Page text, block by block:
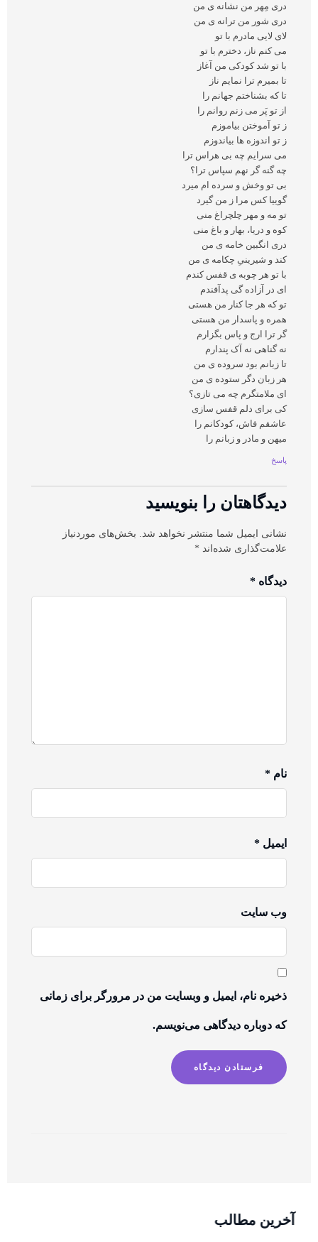
دری مِهر من نشانه ی من
دری شور من ترانه ی من
لای لایی مادرم با تو
می کنم ناز، دخترم با تو
با تو شد کودکی من آغاز
تا بمیرم ترا نمایم ناز
تا که بشناختم جهانم را
از تو پَر می زنم روانم را
ز تو آموختن بیاموزم
ز تو اندوزه ها بیاندوزم
می سرایم چه بی هراس ترا
چه گنه گر نهم سپاس ترا؟
بی تو وخش و سرده ام میرد
گوییا کس مرا ز من گیرد
تو مه و مهر چلچراغ منی
کوه و دریا، بهار و باغ منی
دری انگبین خامه ی من
کند و شیرینیِ چکامه ی من
با تو هر چوبه ی قفس کندم
ای در آزاده گی پدآفندم
تو که هر جا کنار من هستی
همره و پاسدار من هستی
گر ترا ارج و پاس بگزارم
نه گناهی نه آک پندارم
تا زبانم بود سروده ی من
هر زبان دگر ستوده ی من
ای ملامتگرم چه می تازی؟
کی برای دلم قفس سازی
عاشقم فاش، کودکانم را
میهن و مادر و زبانم را
پاسخ
دیدگاهتان را بنویسید
نشانی ایمیل شما منتشر نخواهد شد. بخش‌های موردنیاز
علامت‌گذاری شده‌اند *
دیدگاه*
نام*
ایمیل*
وب‌ سایت
ذخیره نام، ایمیل و وبسایت من در مرورگر برای زمانی
که دوباره دیدگاهی می‌نویسم.
آخرین مطالب